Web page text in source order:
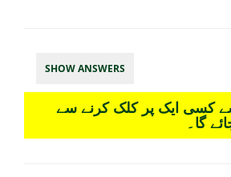
SHOW ANSWERS
کسی ایک پر کلک کرنے سے
گا۔